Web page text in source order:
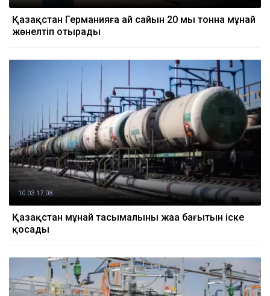
Қазақстан Германияға ай сайын 20 мың тонна мұнай
жөнелтіп отырады
10.03 17:08
Қазақстан мұнай тасымалының жаңа бағытын іске
қосады